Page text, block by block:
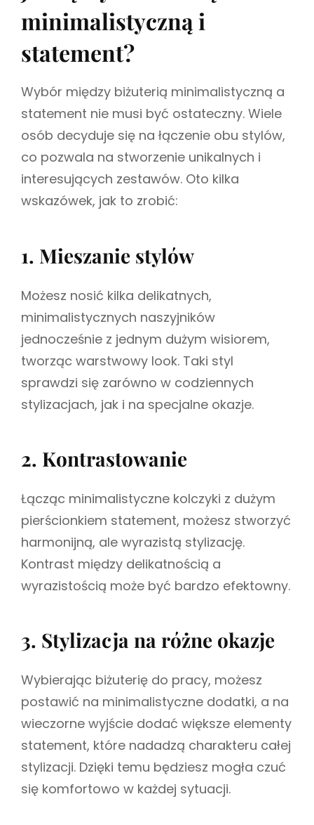
minimalistyczną i
statement?
Wybór między biżuterią minimalistyczną a
statement nie musi być ostateczny. Wiele
osób decyduje się na łączenie obu stylów,
co pozwala na stworzenie unikalnych i
interesujących zestawów. Oto kilka
wskazówek, jak to zrobić:
1. Mieszanie stylów
Możesz nosić kilka delikatnych,
minimalistycznych naszyjników
jednocześnie z jednym dużym wisiorem,
tworząc warstwowy look. Taki styl
sprawdzi się zarówno w codziennych
stylizacjach, jak i na specjalne okazje.
2. Kontrastowanie
Łącząc minimalistyczne kolczyki z dużym
pierścionkiem statement, możesz stworzyć
harmonijną, ale wyrazistą stylizację.
Kontrast między delikatnością a
wyrazistością może być bardzo efektowny.
3. Stylizacja na różne okazje
Wybierając biżuterię do pracy, możesz
postawić na minimalistyczne dodatki, a na
wieczorne wyjście dodać większe elementy
statement, które nadadzą charakteru całej
stylizacji. Dzięki temu będziesz mogła czuć
się komfortowo w każdej sytuacji.